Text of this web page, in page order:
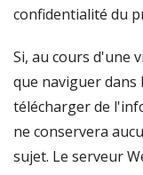
confidentialité du
Si, au cours d'une
que naviguer dans
télécharger de
ne conservera
sujet. Le serveur